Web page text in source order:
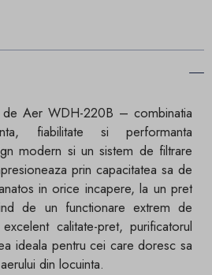
de Aer WDH-220B – combinatia
fiabilitate si performanta
modern si un sistem de filtrare
prin capacitatea sa de
in orice incapere, la un pret
de un functionare extrem de
calitate-pret, purificatorul
ideala pentru cei care doresc sa
din locuinta.